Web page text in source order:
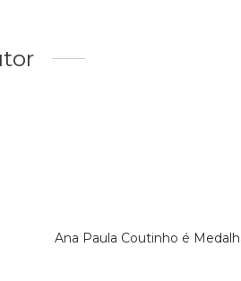
Ana Paula Coutinho é